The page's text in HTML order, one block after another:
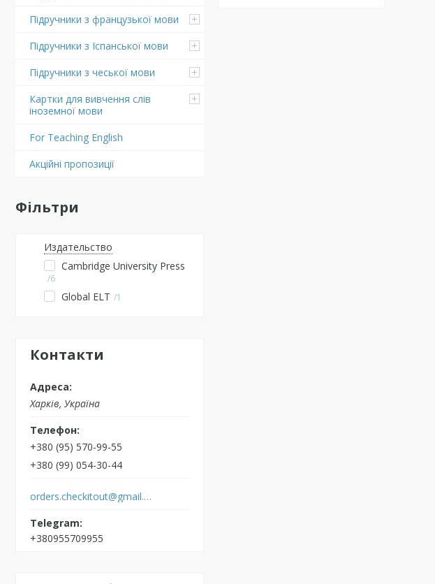
Підручники з французької мови
Підручники з Іспанської мови
Підручники з чеської мови
Картки для вивчення слів
іноземної мови
For Teaching English
Акційні пропозиції
Фільтри
Издательство
Cambridge University Press
6
Global ELT 1
Контакти
Харків, Україна
+380 (95) 570-99-55
+380 (99) 054-30-44
orders.checkitout@gmail.com
+380955709955